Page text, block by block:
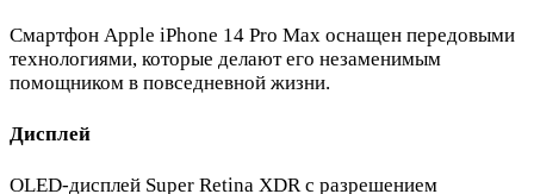
Смартфон Apple iPhone 14 Pro Max оснащен передовыми
технологиями, которые делают его незаменимым
помощником в повседневной жизни.
Дисплей
OLED-дисплей Super Retina XDR с разрешением